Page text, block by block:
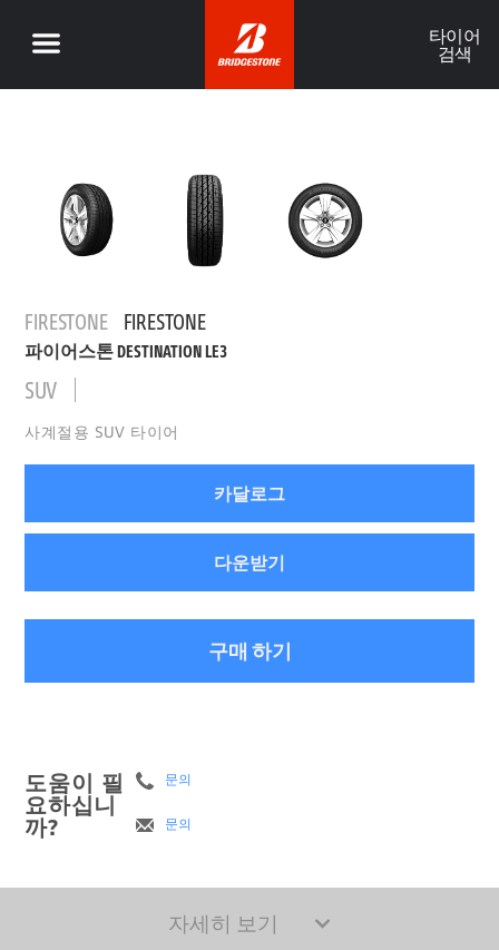
타이어
검색
FIRESTONE FIRESTONE
파이어스톤 DESTINATION LE3
SUV
사계절용 SUV 타이어
카달로그
다운받기
구매 하기
도움이 필
요하십니
까?
문의
문의
자세히 보기